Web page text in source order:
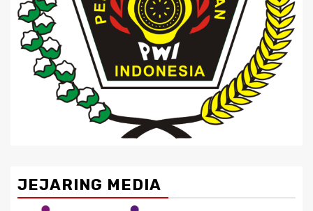
JEJARING MEDIA